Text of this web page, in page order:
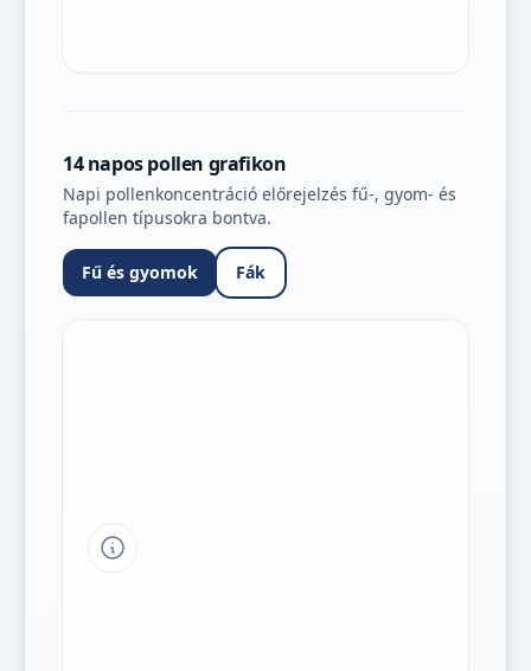
14 napos pollen grafikon
Napi pollenkoncentráció előrejelzés fű-, gyom- és
fapollen típusokra bontva.
Fű és gyomok Fák
Tipp a grafikon jelmagyarázatához